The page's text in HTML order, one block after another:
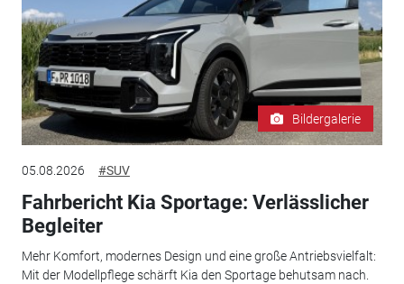
Bildergalerie
05.08.2026 #SUV
Fahrbericht Kia Sportage: Verlässlicher
Begleiter
Mehr Komfort, modernes Design und eine große Antriebsvielfalt:
Mit der Modellpflege schärft Kia den Sportage behutsam nach.